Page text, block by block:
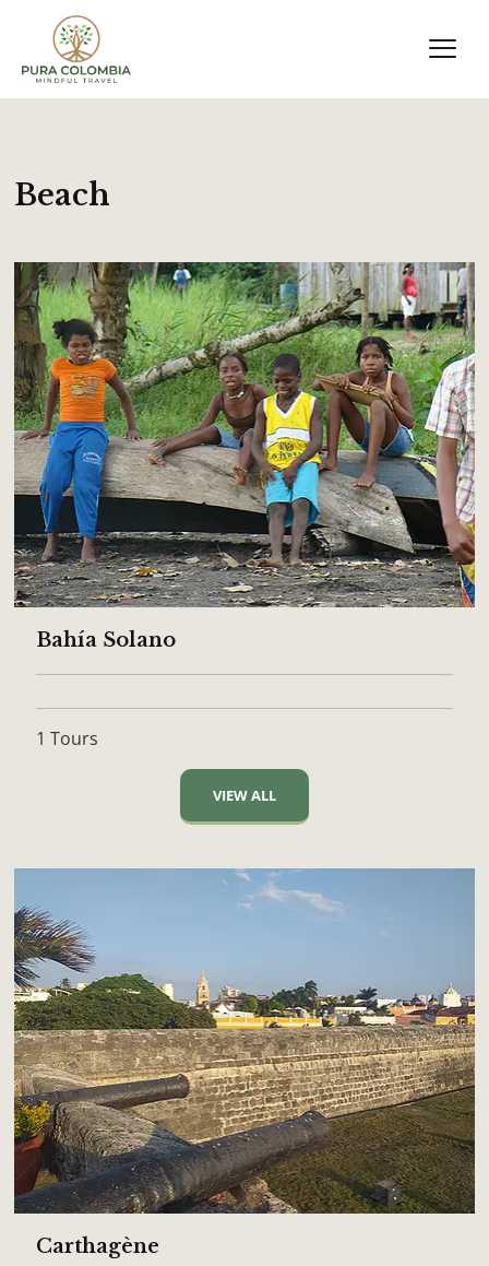
Beach
Bahía Solano
1 Tours
VIEW ALL
Carthagène